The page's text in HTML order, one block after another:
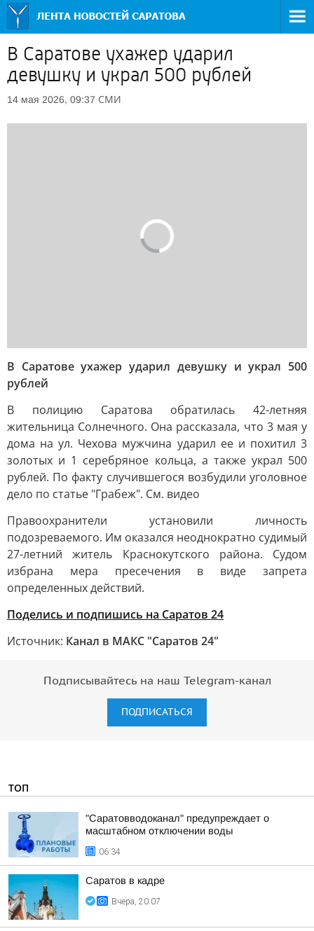
В Саратове ухажер ударил
девушку и украл 500 рублей
14 мая 2026, 09:37 СМИ
В Саратове ухажер ударил девушку и украл 500
рублей
В полицию Саратова обратилась 42-летняя
жительница Солнечного. Она рассказала, что 3 мая у
дома на ул. Чехова мужчина ударил ее и похитил 3
золотых и 1 серебряное кольца, а также украл 500
рублей. По факту случившегося возбудили уголовное
дело по статье "Грабеж". См. видео
Правоохранители установили личность
подозреваемого. Им оказался неоднократно судимый
27-летний житель Краснокутского района. Судом
избрана мера пресечения в виде запрета
определенных действий.
Поделись и подпишись на Саратов 24
Источник: Канал в МАКС "Саратов 24"
Подписывайтесь на наш Telegram-канал
ПОДПИСАТЬСЯ
ТОП
"Саратовводоканал" предупреждает о
масштабном отключении воды
06:34
Саратов в кадре
Вчера, 20:07